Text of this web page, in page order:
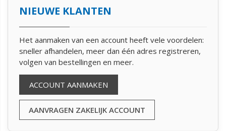
NIEUWE KLANTEN
Het aanmaken van een account heeft vele voordelen:
sneller afhandelen, meer dan één adres registreren,
volgen van bestellingen en meer.
ACCOUNT AANMAKEN
AANVRAGEN ZAKELIJK ACCOUNT